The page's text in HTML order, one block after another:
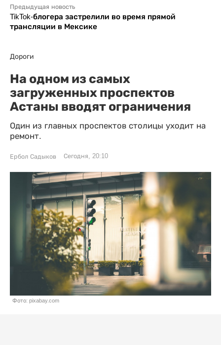
Предыдущая новость
TikTok-блогера застрелили во время прямой
трансляции в Мексике
Дороги
На одном из самых
загруженных проспектов
Астаны вводят ограничения
Один из главных проспектов столицы уходит на
ремонт.
Ербол Садыков Сегодня, 20:10
Фото: pixabay.com